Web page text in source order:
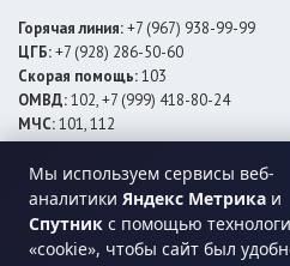
Мы используем сервисы веб-
аналитики Яндекс Метрика и
Спутник с помощью
«cookie», чтобы сайт был
Горячая линия:+7 (967) 938-99-99
ЦГБ:+7 (928) 286-50-60
Скорая помощь:103
ОМВД:102, +7 (999) 418-80-24
МЧС:101, 112
ЕДДС:+7 (928) 576-09-83
Электросети:+7 (800) 220-02-20
Даггаз:+7 (928) 980-64-04
Горводоснаб: +7 (928) 559-59-74
Теплоснаб: +7 (928) 873-27-09